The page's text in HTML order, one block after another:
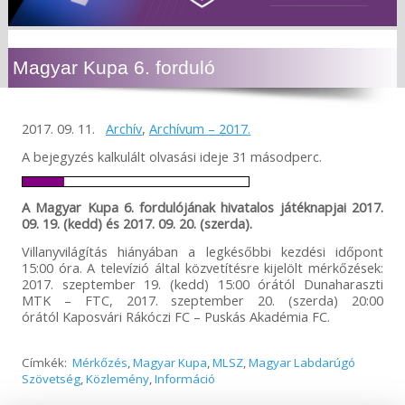
Magyar Kupa 6. forduló
2017. 09. 11. Archív, Archívum – 2017.
A bejegyzés kalkulált olvasási ideje 31 másodperc.
A Magyar Kupa 6. fordulójának hivatalos játéknapjai 2017.
09. 19. (kedd) és 2017. 09. 20. (szerda).
Villanyvilágítás hiányában a legkésőbbi kezdési időpont
15:00 óra. A televízió által közvetítésre kijelölt mérkőzések:
2017. szeptember 19. (kedd) 15:00 órától Dunaharaszti
MTK – FTC, 2017. szeptember 20. (szerda) 20:00
órától Kaposvári Rákóczi FC – Puskás Akadémia FC.
Címkék: Mérkőzés,Magyar Kupa,MLSZ,Magyar Labdarúgó
Szövetség,Közlemény,Információ